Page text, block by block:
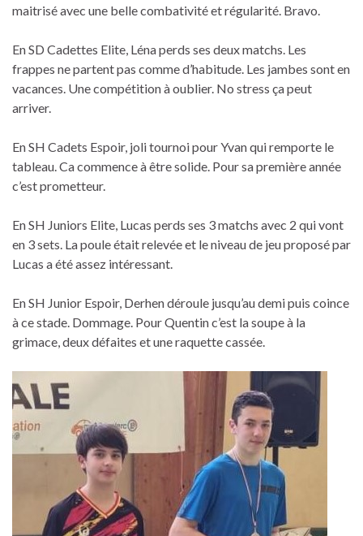
maitrisé avec une belle combativité et régularité. Bravo.
En SD Cadettes Elite, Léna perds ses deux matchs. Les
frappes ne partent pas comme d’habitude. Les jambes sont en
vacances. Une compétition à oublier. No stress ça peut
arriver.
En SH Cadets Espoir, joli tournoi pour Yvan qui remporte le
tableau. Ca commence à être solide. Pour sa première année
c’est prometteur.
En SH Juniors Elite, Lucas perds ses 3 matchs avec 2 qui vont
en 3 sets. La poule était relevée et le niveau de jeu proposé par
Lucas a été assez intéressant.
En SH Junior Espoir, Derhen déroule jusqu’au demi puis coince
à ce stade. Dommage. Pour Quentin c’est la soupe à la
grimace, deux défaites et une raquette cassée.